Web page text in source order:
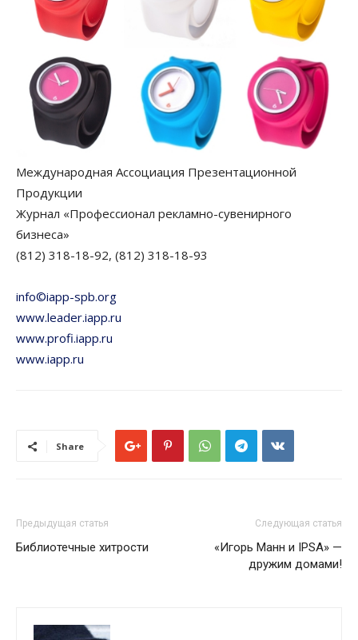
Международная Ассоциация Презентационной
Продукции
Журнал «Профессионал рекламно-сувенирного
бизнеса»
(812) 318-18-92, (812) 318-18-93
info©iapp-spb.org
www.leader.iapp.ru
www.profi.iapp.ru
www.iapp.ru
Share
Предыдущая статья
Библиотечные хитрости
Следующая статья
«Игорь Манн и IPSA» —
дружим домами!